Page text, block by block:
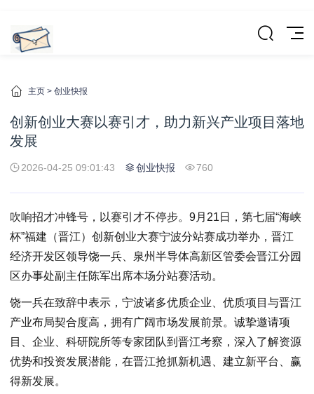
主页 > 创业快报
创新创业大赛以赛引才，助力新兴产业项目落地
发展
2026-04-25 09:01:43 创业快报 760
吹响招才冲锋号，以赛引才不停步。9月21日，第七届“海峡
杯”福建（晋江）创新创业大赛宁波分站赛成功举办，晋江
经济开发区领导饶一兵、泉州半导体高新区管委会晋江分园
区办事处副主任陈军出席本场分站赛活动。
饶一兵在致辞中表示，宁波诸多优质企业、优质项目与晋江
产业布局契合度高，拥有广阔市场发展前景。诚挚邀请项
目、企业、科研院所等专家团队到晋江考察，深入了解资源
优势和投资发展潜能，在晋江抢抓新机遇、建立新平台、赢
得新发展。